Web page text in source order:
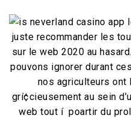
juste recommander les
sur le web 2020 au
pouvons ignorer durant
nos agriculteurs ont
grí¢cieusement au sein
web tout í poartir du